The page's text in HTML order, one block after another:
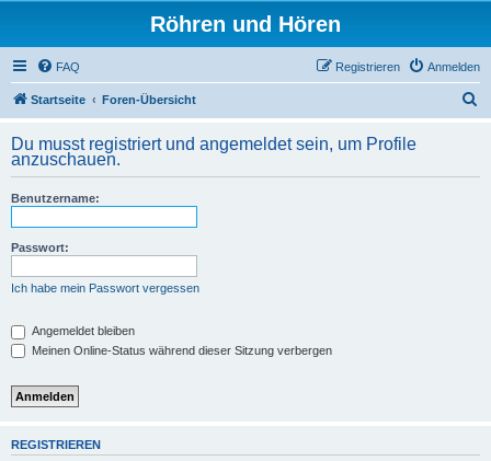
Röhren und Hören
FAQ Anmelden
Registrieren
Startseite Foren-Übersicht
h
Du musst registriert und angemeldet sein, um Profile
anzuschauen.
Benutzername:
Passwort:
Ich habe mein Passwort vergessen
Angemeldet bleiben
Meinen Online-Status während dieser Sitzung verbergen
REGISTRIEREN